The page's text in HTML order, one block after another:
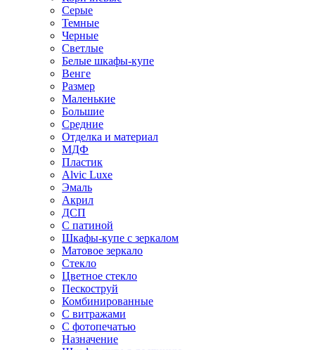
Серые
Темные
Черные
Светлые
Белые шкафы-купе
Венге
Размер
Маленькие
Большие
Средние
Отделка и материал
МДФ
Пластик
Alvic Luxe
Эмаль
Акрил
ДСП
С патиной
Шкафы-купе с зеркалом
Матовое зеркало
Стекло
Цветное стекло
Пескоструй
Комбинированные
С витражами
С фотопечатью
Назначение